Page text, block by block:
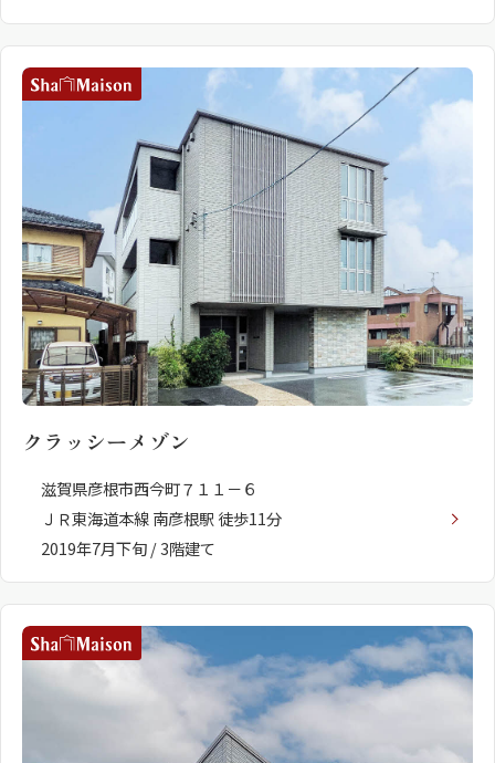
クラッシーメゾン
滋賀県彦根市西今町７１１－６
ＪＲ東海道本線 南彦根駅 徒歩11分
2019年7月下旬 / 3階建て